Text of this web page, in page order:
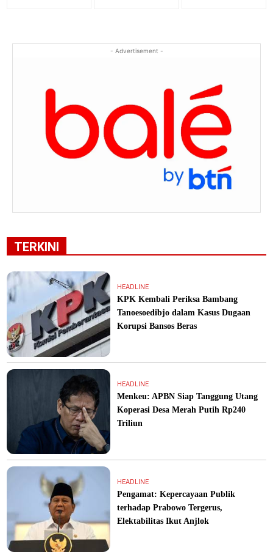
- Advertisement -
TERKINI
HEADLINE
KPK Kembali Periksa Bambang
Tanoesoedibjo dalam Kasus Dugaan
Korupsi Bansos Beras
HEADLINE
Menkeu: APBN Siap Tanggung Utang
Koperasi Desa Merah Putih Rp240
Triliun
HEADLINE
Pengamat: Kepercayaan Publik
terhadap Prabowo Tergerus,
Elektabilitas Ikut Anjlok